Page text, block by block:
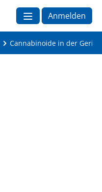
Anmelden
Cannabinoide in der